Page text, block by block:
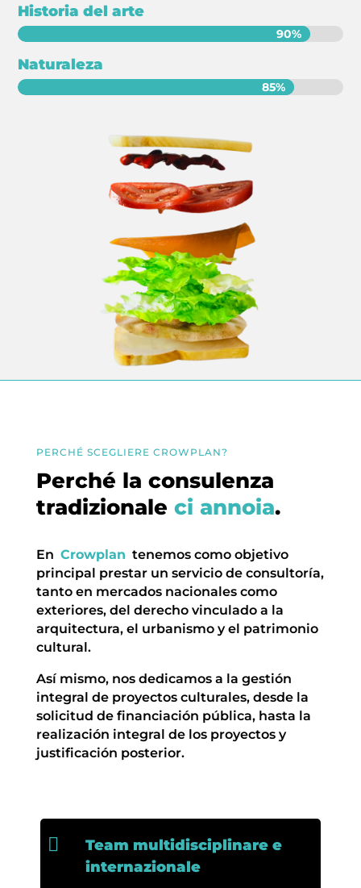
Historia del arte
90%
90%
Naturaleza
85%
85%
PERCHÉ SCEGLIERE CROWPLAN?
Perché la consulenza
tradizionale ci annoia.
En Crowplan tenemos como objetivo
principal prestar un servicio de consultoría,
tanto en mercados nacionales como
exteriores, del derecho vinculado a la
arquitectura, el urbanismo y el patrimonio
cultural.
Así mismo, nos dedicamos a la gestión
integral de proyectos culturales, desde la
solicitud de financiación pública, hasta la
realización integral de los proyectos y
justificación posterior.

Team multidisciplinare e
internazionale